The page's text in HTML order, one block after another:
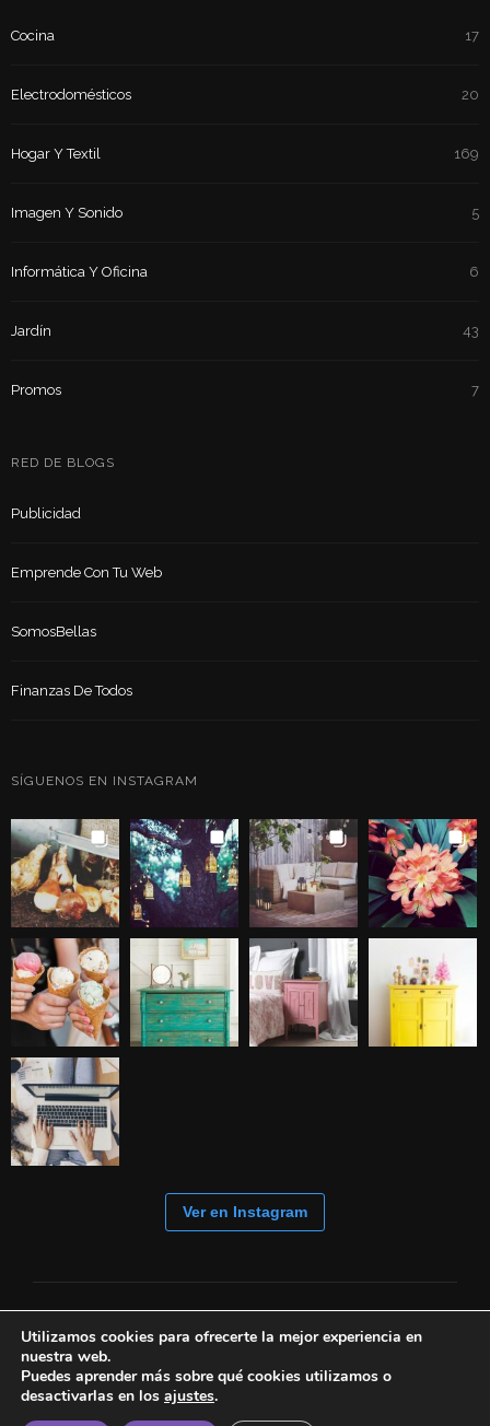
Cocina 17
Electrodomésticos 20
Hogar Y Textil 169
Imagen Y Sonido 5
Informática Y Oficina 6
Jardín 43
Promos 7
RED DE BLOGS
Publicidad
Emprende Con Tu Web
SomosBellas
Finanzas De Todos
SÍGUENOS EN INSTAGRAM
Ver en Instagram
Utilizamos cookies para ofrecerte la mejor experiencia en
nuestra web.
Puedes aprender más sobre qué cookies utilizamos o
desactivarlas en los ajustes.